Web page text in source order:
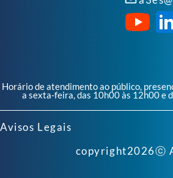
Horário de atendimento ao público,
a sexta-feira, das 10h00 às 12h00 e
Avisos Legais
copyright2026ⓒ